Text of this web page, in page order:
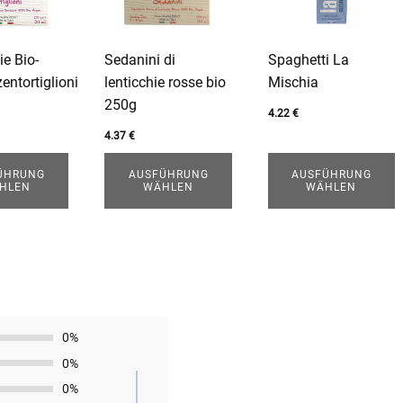
Bio-
Sedanini di
lenticchie rosse bio
250g
4.37€
AUSFÜHRUNG
WÄHLEN
auf.
Optionen
können
auf
der
Produktseite
gewählt
Spaghetti La
Mischia
4.22 €
AUSFÜHRUNG
WÄHLEN
Optionen
können
auf
Produktseite
gewählt
0%
0%
0%